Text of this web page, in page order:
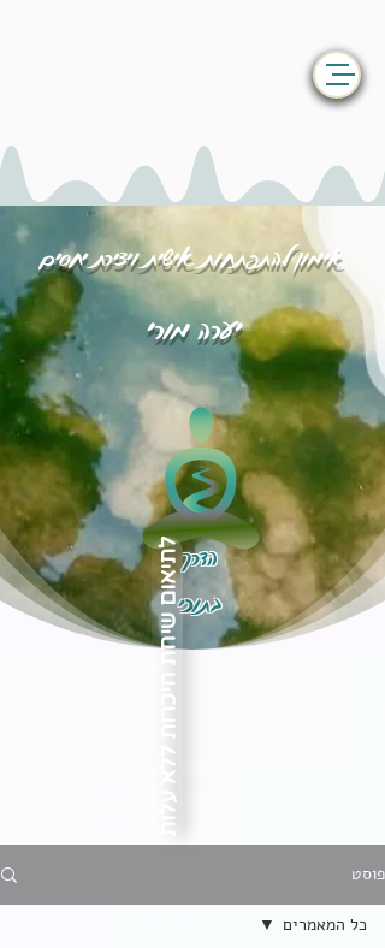
אימון להתפתחות אישית ויצירת יחסים
יערה מורי
הדרך
בתוכילתיאום שיחת היכרות ללא עלות
פוסט
כל המאמרים